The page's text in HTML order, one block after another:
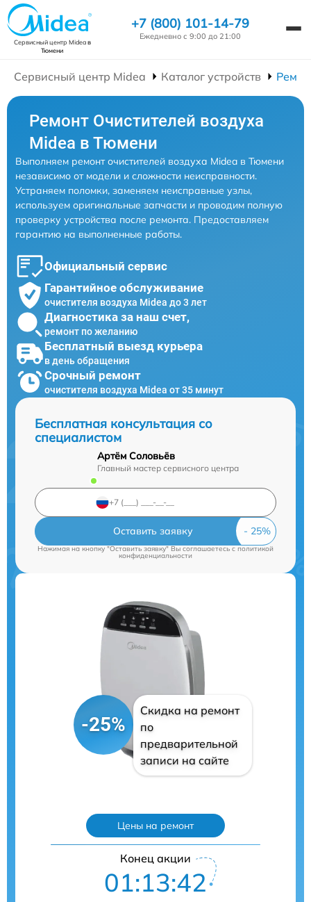
Сервисный центр Mideaв
Тюмени
+7 (800) 101-14-79
Ежедневно с 9:00 до 21:00
Сервисный центр Midea Каталог устройств
Ремонт Очистителей воздуха
Midea в Тюмени
Выполняем ремонт очистителей воздуха Midea в Тюмени
независимо от модели и сложности неисправности.
Устраняем поломки, заменяем неисправные узлы,
используем оригинальные запчасти и проводим полную
проверку устройства после ремонта. Предоставляем
гарантию на выполненные работы.
Официальный сервис
Гарантийное обслуживание
очистителя воздуха Midea до 3 лет
Диагностика за наш счет,
ремонт по желанию
Бесплатный выезд курьера
в день обращения
Срочный ремонт
очистителя воздуха Midea от 35 минут
Бесплатная консультация со
специалистом
Артём Соловьёв
Главный мастер сервисного центра
Оставить заявку
Нажимая на кнопку "Оставить заявку" Вы соглашаетесь cполитикой
конфиденциальности
-25%
Скидка на ремонт
по
предварительной
записи на сайте
Цены на ремонт
Конец акции
01:13:41